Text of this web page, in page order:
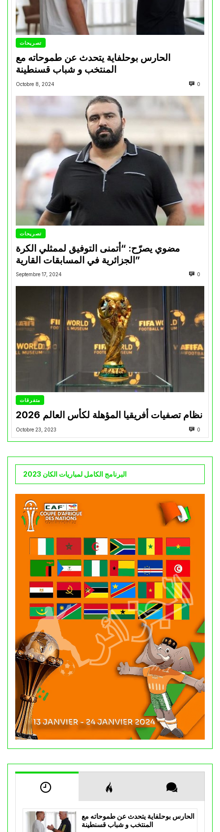
تصريحات
الحارس بوحلفاية يتحدث عن طموحاته مع
المنتخب و شباب قسنطينة
Octobre 8, 2024 0
تصريحات
مضوي يصرّح: “أتمنى التوفيق لممثلي الكرة
الجزائرية في المسابقات القارية”
Septembre 17, 2024 0
متفرقات
نظام تصفيات أفريقيا المؤهلة لكأس العالم 2026
Octobre 23, 2023 0
البرنامج الكامل لمباريات الكان 2023
الحارس بوحلفاية يتحدث عن طموحاته مع
المنتخب و شباب قسنطينة